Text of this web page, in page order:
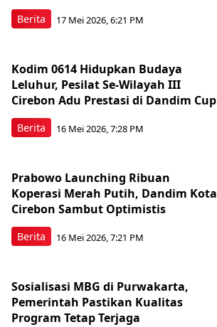
Berita 17 Mei 2026, 6:21 PM
Berita
Kodim 0614 Hidupkan Budaya
Leluhur, Pesilat Se-Wilayah III
Cirebon Adu Prestasi di Dandim Cup
16 Mei 2026, 7:28 PM
Berita
Prabowo Launching Ribuan
Koperasi Merah Putih, Dandim Kota
Cirebon Sambut Optimistis
16 Mei 2026, 7:21 PM
Sosialisasi MBG di Purwakarta,
Pemerintah Pastikan Kualitas
Program Tetap Terjaga